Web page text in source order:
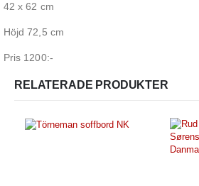
42 x 62 cm
Höjd 72,5 cm
Pris 1200:-
RELATERADE PRODUKTER